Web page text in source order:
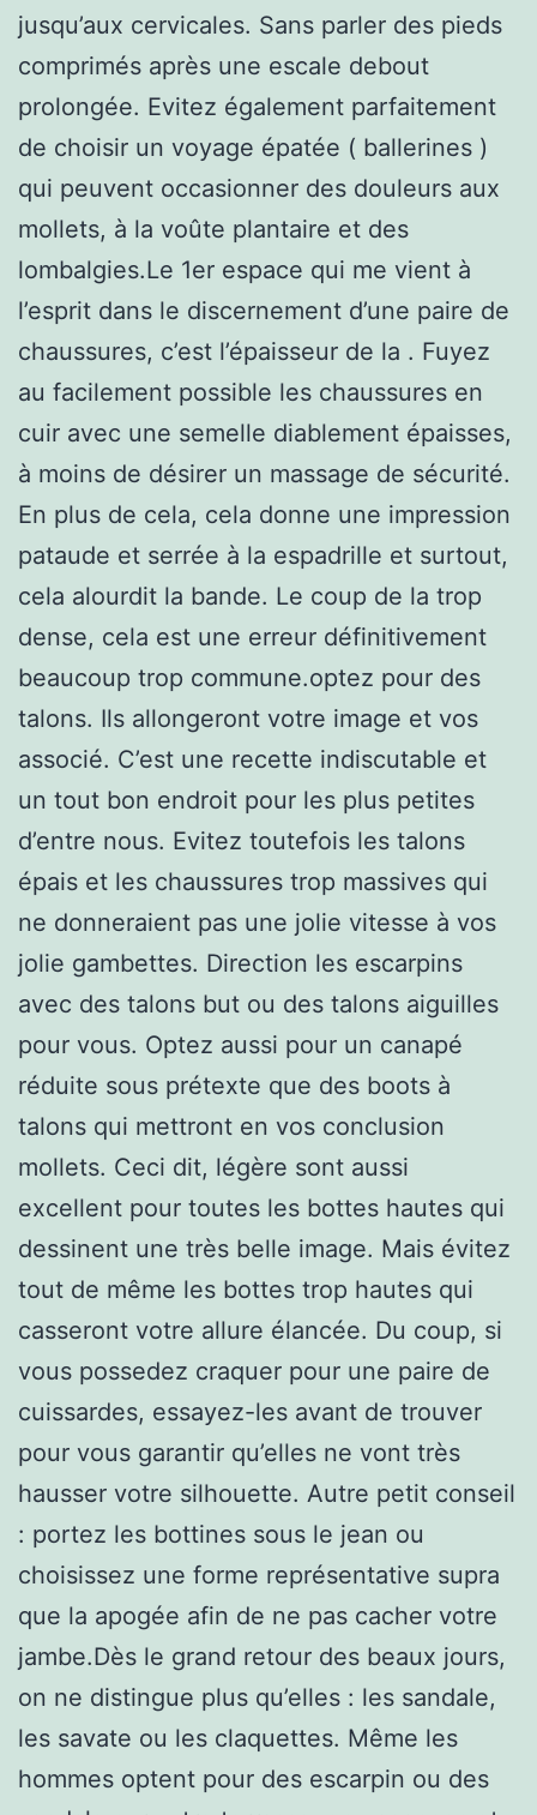
jusqu’aux cervicales. Sans parler des pieds
comprimés après une escale debout
prolongée. Evitez également parfaitement
de choisir un voyage épatée ( ballerines )
qui peuvent occasionner des douleurs aux
mollets, à la voûte plantaire et des
lombalgies.Le 1er espace qui me vient à
l’esprit dans le discernement d’une paire de
chaussures, c’est l’épaisseur de la . Fuyez
au facilement possible les chaussures en
cuir avec une semelle diablement épaisses,
à moins de désirer un massage de sécurité.
En plus de cela, cela donne une impression
pataude et serrée à la espadrille et surtout,
cela alourdit la bande. Le coup de la trop
dense, cela est une erreur définitivement
beaucoup trop commune.optez pour des
talons. Ils allongeront votre image et vos
associé. C’est une recette indiscutable et
un tout bon endroit pour les plus petites
d’entre nous. Evitez toutefois les talons
épais et les chaussures trop massives qui
ne donneraient pas une jolie vitesse à vos
jolie gambettes. Direction les escarpins
avec des talons but ou des talons aiguilles
pour vous. Optez aussi pour un canapé
réduite sous prétexte que des boots à
talons qui mettront en vos conclusion
mollets. Ceci dit, légère sont aussi
excellent pour toutes les bottes hautes qui
dessinent une très belle image. Mais évitez
tout de même les bottes trop hautes qui
casseront votre allure élancée. Du coup, si
vous possedez craquer pour une paire de
cuissardes, essayez-les avant de trouver
pour vous garantir qu’elles ne vont très
hausser votre silhouette. Autre petit conseil
: portez les bottines sous le jean ou
choisissez une forme représentative supra
que la apogée afin de ne pas cacher votre
jambe.Dès le grand retour des beaux jours,
on ne distingue plus qu’elles : les sandale,
les savate ou les claquettes. Même les
hommes optent pour des escarpin ou des